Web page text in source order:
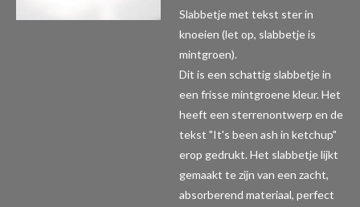
Slabbetje met tekst ster in
knoeien (let op, slabbetje is
mintgroen).
Dit is een schattig slabbetje in
een frisse mintgroene kleur. Het
heeft een sterrenontwerp en de
tekst "It's been ash in ketchup"
erop gedrukt. Het slabbetje lijkt
gemaakt te zijn van een zacht,
absorberend materiaal, perfect